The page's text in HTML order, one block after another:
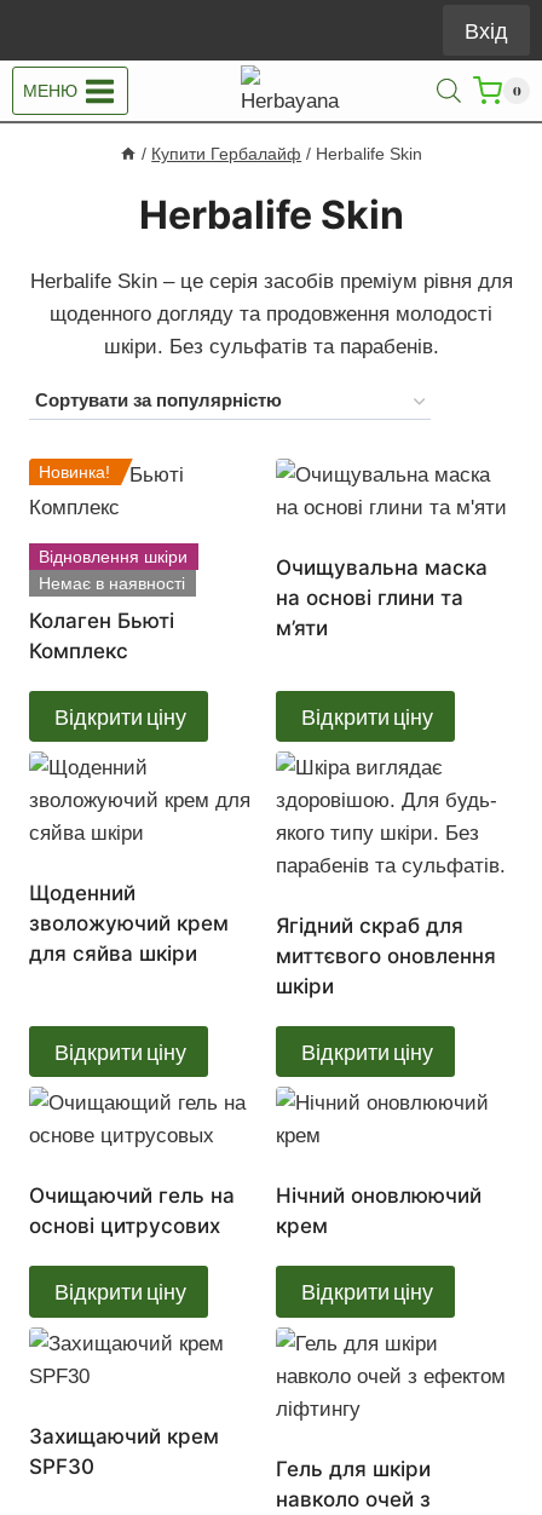
вмісту
Вхід
МЕНЮ 0
/ Купити Гербалайф / Herbalife Skin
Herbalife Skin
Herbalife Skin – це серія засобів преміум рівня для
щоденного догляду та продовження молодості
шкіри. Без сульфатів та парабенів.
Новинка!
Відновлення шкіри
Немає в наявності
Колаген Бьюті
Комплекс
Відкрити ціну
Очищувальна маска
на основі глини та
м’яти
Відкрити ціну
Щоденний
зволожуючий крем
для сяйва шкіри
Відкрити ціну
Ягідний скраб для
миттєвого оновлення
шкіри
Відкрити ціну
Очищаючий гель на
основі цитрусових
Відкрити ціну
Нічний оновлюючий
крем
Відкрити ціну
Захищаючий крем
SPF30
Гель для шкіри
навколо очей з